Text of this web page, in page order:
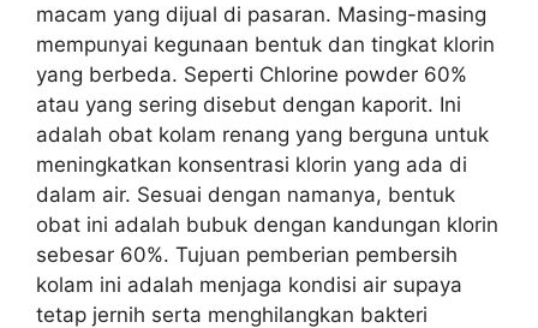
macam yang dijual di pasaran. Masing-masing
mempunyai kegunaan bentuk dan tingkat klorin
yang berbeda. Seperti Chlorine powder 60%
atau yang sering disebut dengan kaporit. Ini
adalah obat kolam renang yang berguna untuk
meningkatkan konsentrasi klorin yang ada di
dalam air. Sesuai dengan namanya, bentuk
obat ini adalah bubuk dengan kandungan klorin
sebesar 60%. Tujuan pemberian pembersih
kolam ini adalah menjaga kondisi air supaya
tetap jernih serta menghilangkan bakteri